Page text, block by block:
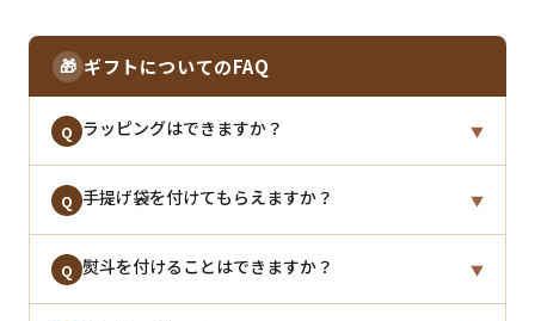
ルとなる場合がございます。
ご指定は承っておりません。
不在時の対応や置き配の可否につきましては、配達担
当営業所へご相談いただけますと幸いです。
🎁 ギフトについてのFAQ
Q ラッピングはできますか？ ▼
A ラッピング対応の商品をご購入いただいた場合は、ラ
※ラッピングをご案内していない商品は、ラッピング
なしでのお届けとなります。
Q 手提げ袋を付けてもらえますか？ ▼
A 一部、手提げ袋に対応している商品のみの対応となり
Q 熨斗を付けることはできますか？ ▼